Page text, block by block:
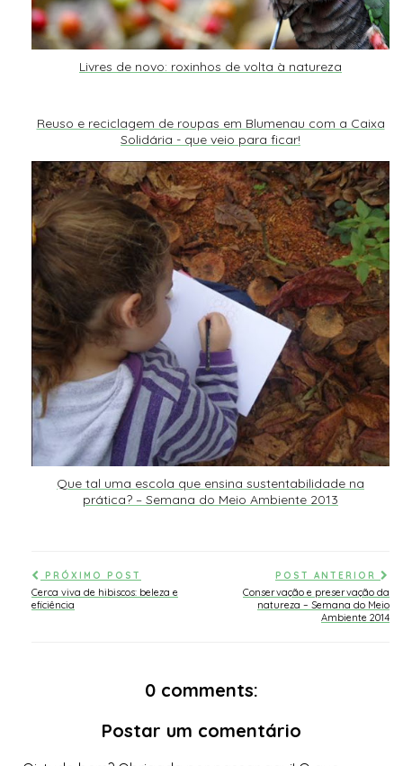
Livres de novo: roxinhos de volta à natureza
Reuso e reciclagem de roupas em Blumenau com a Caixa
Solidária - que veio para ficar!
Que tal uma escola que ensina sustentabilidade na
prática? – Semana do Meio Ambiente 2013
PRÓXIMO POST
Cerca viva de hibiscos: beleza e
eficiência
POST ANTERIOR
Conservação e preservação da
natureza – Semana do Meio
Ambiente 2014
0 comments:
Postar um comentário